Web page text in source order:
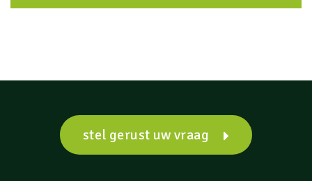
stel gerust uw vraag